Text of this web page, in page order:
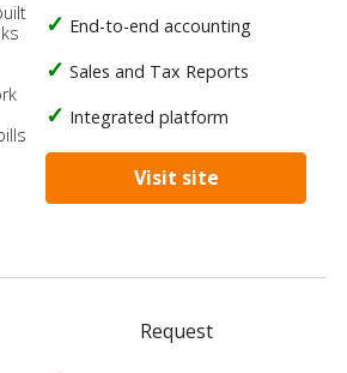
End-to-end accounting
Sales and Tax Reports
Integrated platform
Visit site
Request